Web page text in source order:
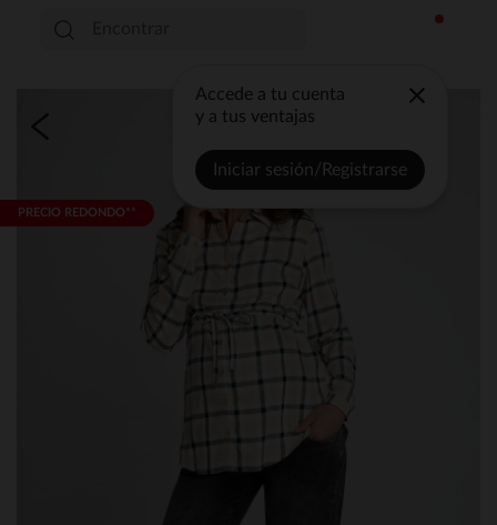
Accede a tu cuenta
y a tus ventajas
Iniciar sesión/Registrarse
PRECIO REDONDO**